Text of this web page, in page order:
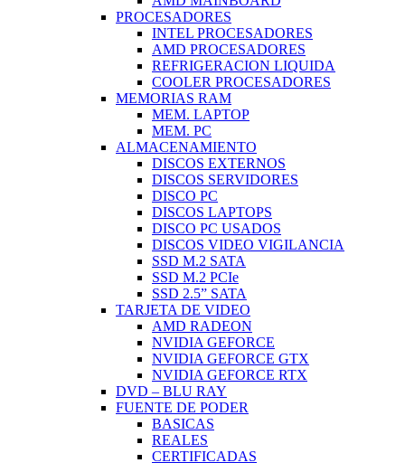
PROCESADORES
INTEL PROCESADORES
AMD PROCESADORES
REFRIGERACION LIQUIDA
COOLER PROCESADORES
MEMORIAS RAM
MEM. LAPTOP
MEM. PC
ALMACENAMIENTO
DISCOS EXTERNOS
DISCOS SERVIDORES
DISCO PC
DISCOS LAPTOPS
DISCO PC USADOS
DISCOS VIDEO VIGILANCIA
SSD M.2 SATA
SSD M.2 PCIe
SSD 2.5” SATA
TARJETA DE VIDEO
AMD RADEON
NVIDIA GEFORCE
NVIDIA GEFORCE GTX
NVIDIA GEFORCE RTX
DVD – BLU RAY
FUENTE DE PODER
BASICAS
REALES
CERTIFICADAS